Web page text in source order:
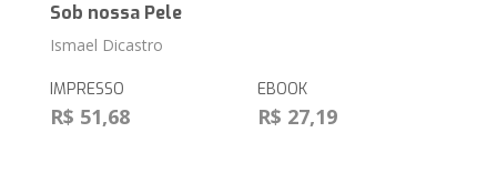
Sob nossa Pele
Ismael Dicastro
IMPRESSO
R$ 51,68
EBOOK
R$ 27,19